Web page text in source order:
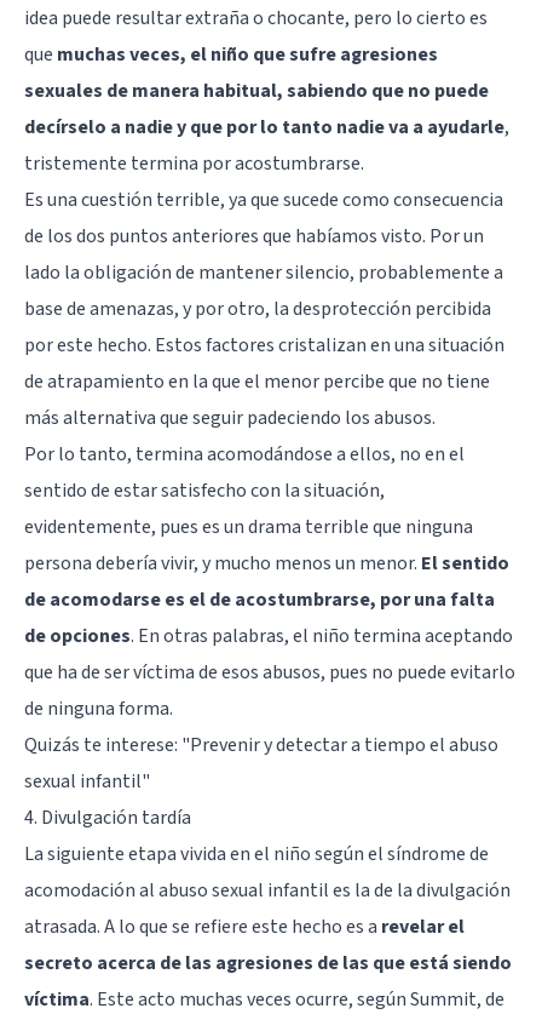
idea puede resultar extraña o chocante, pero lo cierto es
que muchas veces, el niño que sufre agresiones
sexuales de manera habitual, sabiendo que no puede
decírselo a nadie y que por lo tanto nadie va a ayudarle,
tristemente termina por acostumbrarse.
Es una cuestión terrible, ya que sucede como consecuencia
de los dos puntos anteriores que habíamos visto. Por un
lado la obligación de mantener silencio, probablemente a
base de amenazas, y por otro, la desprotección percibida
por este hecho. Estos factores cristalizan en una situación
de atrapamiento en la que el menor percibe que no tiene
más alternativa que seguir padeciendo los abusos.
Por lo tanto, termina acomodándose a ellos, no en el
sentido de estar satisfecho con la situación,
evidentemente, pues es un drama terrible que ninguna
persona debería vivir, y mucho menos un menor. El sentido
de acomodarse es el de acostumbrarse, por una falta
de opciones. En otras palabras, el niño termina aceptando
que ha de ser víctima de esos abusos, pues no puede evitarlo
de ninguna forma.
Quizás te interese: "Prevenir y detectar a tiempo el abuso
sexual infantil"
4. Divulgación tardía
La siguiente etapa vivida en el niño según el síndrome de
acomodación al abuso sexual infantil es la de la divulgación
atrasada. A lo que se refiere este hecho es a revelar el
secreto acerca de las agresiones de las que está siendo
víctima. Este acto muchas veces ocurre, según Summit, de